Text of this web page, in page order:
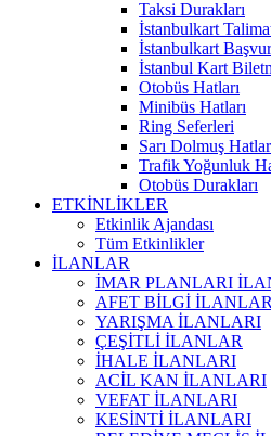
Taksi Durakları
İstanbulkart
İstanbulkart
İstanbul Kart
Otobüs Hatları
Minibüs Hatları
Ring Seferleri
Sarı Dolmuş
Trafik Yoğunluk
Otobüs Durakları
ETKİNLİKLER
Etkinlik Ajandası
Tüm Etkinlikler
İLANLAR
İMAR PLANLARI
AFET BİLGİ
YARIŞMA İLANLARI
ÇEŞİTLİ İLANLAR
İHALE İLANLARI
ACİL KAN İLANLARI
VEFAT İLANLARI
KESİNTİ İLANLARI